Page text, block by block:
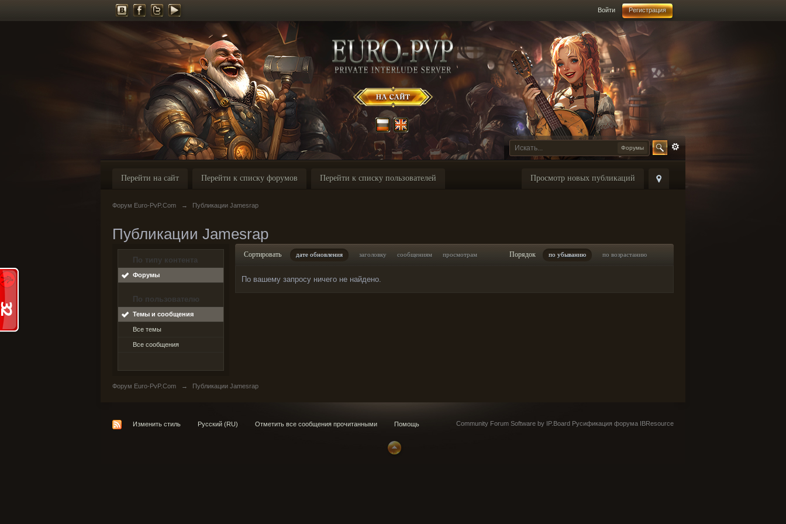
Войти Регистрация
Форумы
Просмотр новых публикаций
Перейти на сайт Перейти к списку форумов Перейти к списку пользователей
Форум Euro-PvP.Com → Публикации Jamesrap
Публикации Jamesrap
По типу контента
Форумы
По пользователю
Темы и сообщения
Все темы
Все сообщения
Сортировать дате обновления заголовку сообщениям просмотрам Порядок по убыванию по возрастанию
По вашему запросу ничего не найдено.
Форум Euro-PvP.Com → Публикации Jamesrap
Изменить стиль Русский (RU) Отметить все сообщения прочитанными Помощь Community Forum Software by IP.Board Русификация форума IBResource